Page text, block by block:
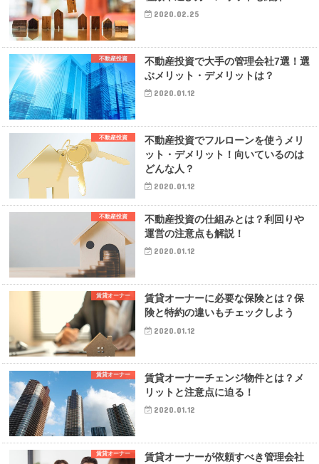
2020.02.25
不動産投資
不動産投資で大手の管理会社7選！選
ぶメリット・デメリットは？
2020.01.12
不動産投資
不動産投資でフルローンを使うメリ
ット・デメリット！向いているのは
どんな人？
2020.01.12
不動産投資
不動産投資の仕組みとは？利回りや
運営の注意点も解説！
2020.01.12
賃貸オーナー
賃貸オーナーに必要な保険とは？保
険と特約の違いもチェックしよう
2020.01.12
賃貸オーナー
賃貸オーナーチェンジ物件とは？メ
リットと注意点に迫る！
2020.01.12
賃貸オーナー
賃貸オーナーが依頼すべき管理会社